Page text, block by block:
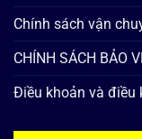
Chính sách vận
CHÍNH SÁCH BẢO
Điều khoản và điều